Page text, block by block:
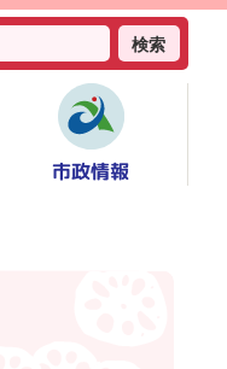
検索
市政情報